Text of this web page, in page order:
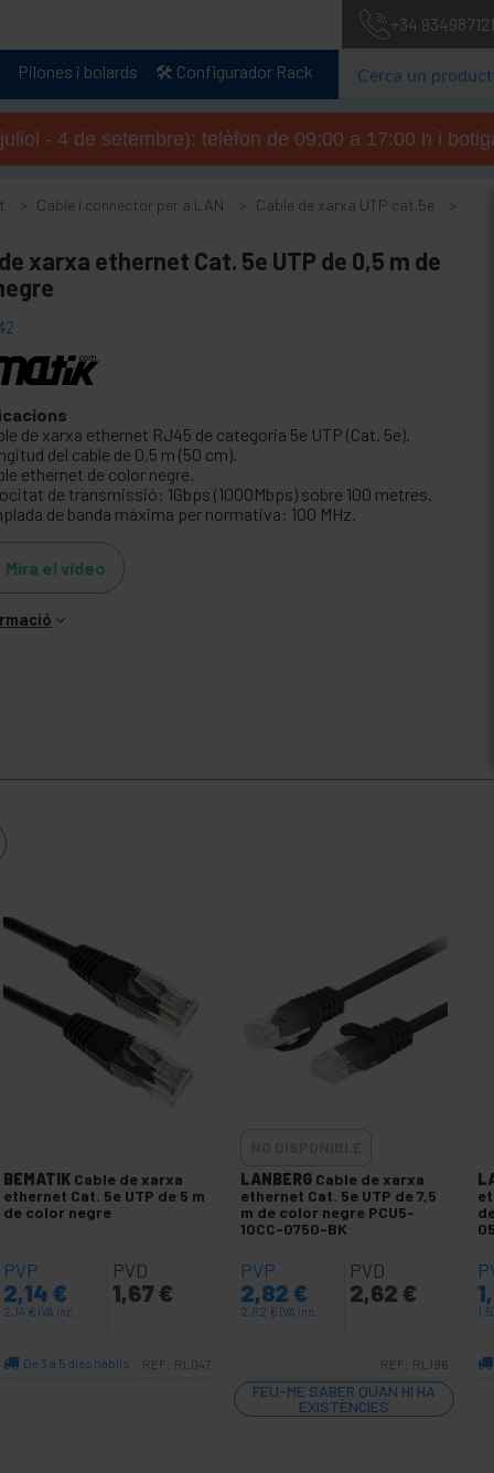
+34 934987121
Pilones i bolards 🛠️ Configurador Rack
- 4 de setembre): telèfon de 09:00 a 17:00 h i
Cable i connector per a LAN
Cable de xarxa UTP cat.5e
xarxa ethernet Cat. 5e UTP de 0,5 m de
de xarxa ethernet RJ45 de categoria 5e UTP (Cat. 5e).
del cable de 0,5 m (50 cm).
ethernet de color negre.
de transmissió: 1Gbps (1000Mbps) sobre 100 metres.
de banda màxima per normativa: 100 MHz.
Mira el vídeo
BEMATIK Cable de xarxa
ethernet Cat. 5e UTP de 5 m
de color negre
PVP
2,14 €
2,14 € IVA inc.
PVD
1,67 €
De 3 a 5 dies hàbils REF: RL047
LANBERG Cable de xarxa
ethernet Cat. 5e UTP de 7,5
m de color negre PCU5-
10CC-0750-BK
PVP
2,82 €
2,82 € IVA inc.
PVD
2,62 €
REF: RL196
FEU-ME SABER QUAN HI HA
EXISTÈNCIES
1,57